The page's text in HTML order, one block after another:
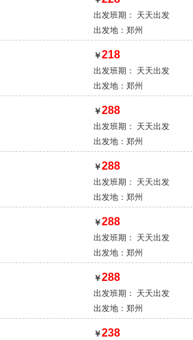
出发班期： 天天出发
出发地： 郑州
￥218
出发班期： 天天出发
出发地： 郑州
￥288
出发班期： 天天出发
出发地： 郑州
￥288
出发班期： 天天出发
出发地： 郑州
￥288
出发班期： 天天出发
出发地： 郑州
￥288
出发班期： 天天出发
出发地： 郑州
￥238